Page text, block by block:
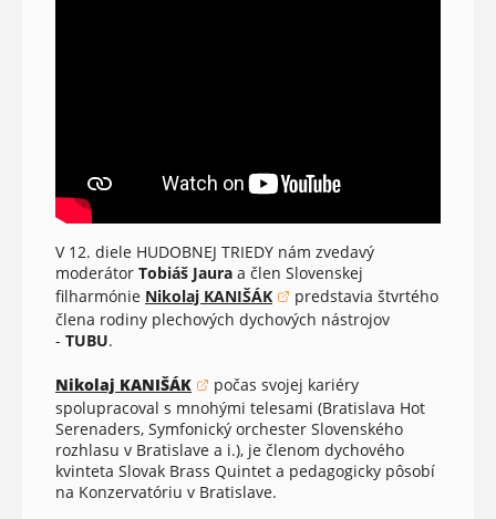
V 12. diele HUDOBNEJ TRIEDY nám zvedavý
moderátor Tobiáš Jaura a člen Slovenskej
filharmónie Nikolaj KANIŠÁK
(opens in a new window)
predstavia štvrtého
člena rodiny plechových dychových nástrojov
- TUBU.
Nikolaj KANIŠÁK
(opens in a new window)
počas svojej kariéry
spolupracoval s mnohými telesami (Bratislava Hot
Serenaders, Symfonický orchester Slovenského
rozhlasu v Bratislave a i.), je členom dychového
kvinteta Slovak Brass Quintet a pedagogicky pôsobí
na Konzervatóriu v Bratislave.